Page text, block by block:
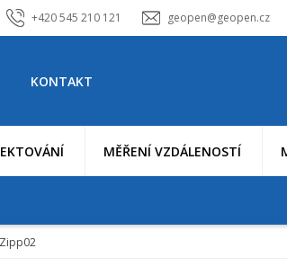
+420 545 210 121 geopen@geopen.cz
KONTAKT
MĚŘENÍ VZDÁLENOSTÍ